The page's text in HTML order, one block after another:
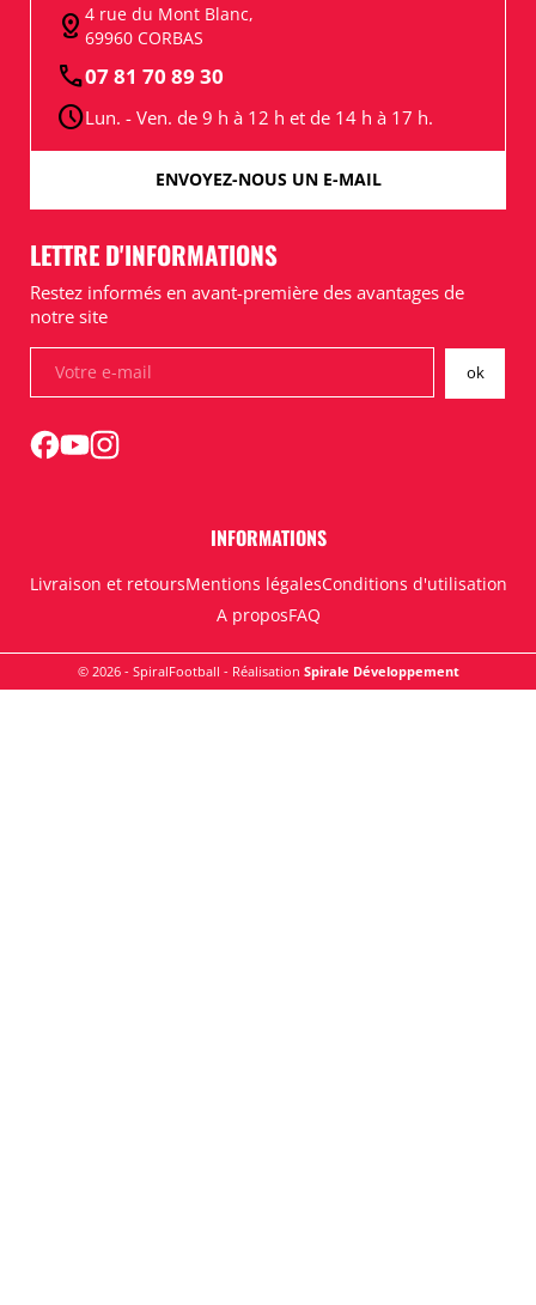
distance 4 rue du Mont Blanc,
69960 CORBAS
call07 81 70 89 30
scheduleLun. - Ven. de 9 h à 12 h et de 14 h à 17 h.
ENVOYEZ-NOUS UN E-MAIL
INFORMATIONS
Livraison et retoursMentions légalesConditions d'utilisation
A proposFAQ
LETTRE D'INFORMATIONS
Restez informés en avant-première des avantages de
notre site
© 2026 - SpiralFootball - Réalisation Spirale Développement